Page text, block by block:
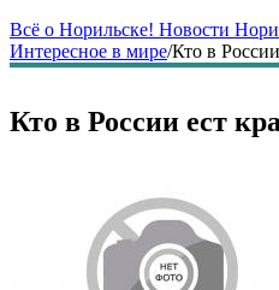
Всё о Норильске! Новости
Интересное в мире/Кто в
Кто в России ест